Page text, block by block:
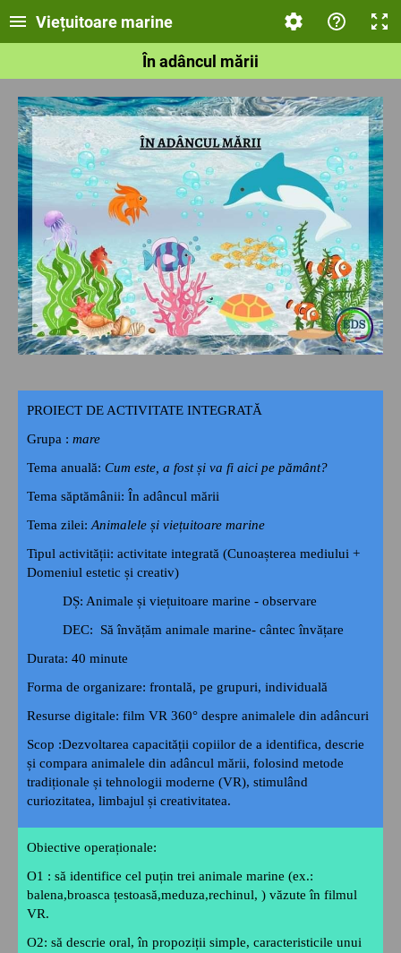
Viețuitoare marine
În adâncul mării
PROIECT DE ACTIVITATE INTEGRATĂ
Grupa : mare
Tema anuală: Cum este, a fost și va fi aici pe pământ?
Tema săptămânii: În adâncul mării
Tema zilei:Animalele și viețuitoare marine
Tipul activității: activitate integrată (Cunoașterea mediului +
Domeniul estetic și creativ)
DȘ: Animale și viețuitoare marine - observare
DEC: Să învățăm animale marine- cântec învățare
Durata: 40 minute
Forma de organizare: frontală, pe grupuri, individuală
Resurse digitale: film VR 360° despre animalele din adâncuri
Scop :Dezvoltarea capacității copiilor de a identifica, descrie
și compara animalele din adâncul mării, folosind metode
tradiționale și tehnologii moderne (VR), stimulând
curiozitatea, limbajul și creativitatea.
Obiective operaționale:
O1 : să identifice cel puțin trei animale marine (ex.:
balena,broasca țestoasă,meduza,rechinul, ) văzute în filmul
VR.
O2: să descrie oral, în propoziții simple, caracteristicile unui